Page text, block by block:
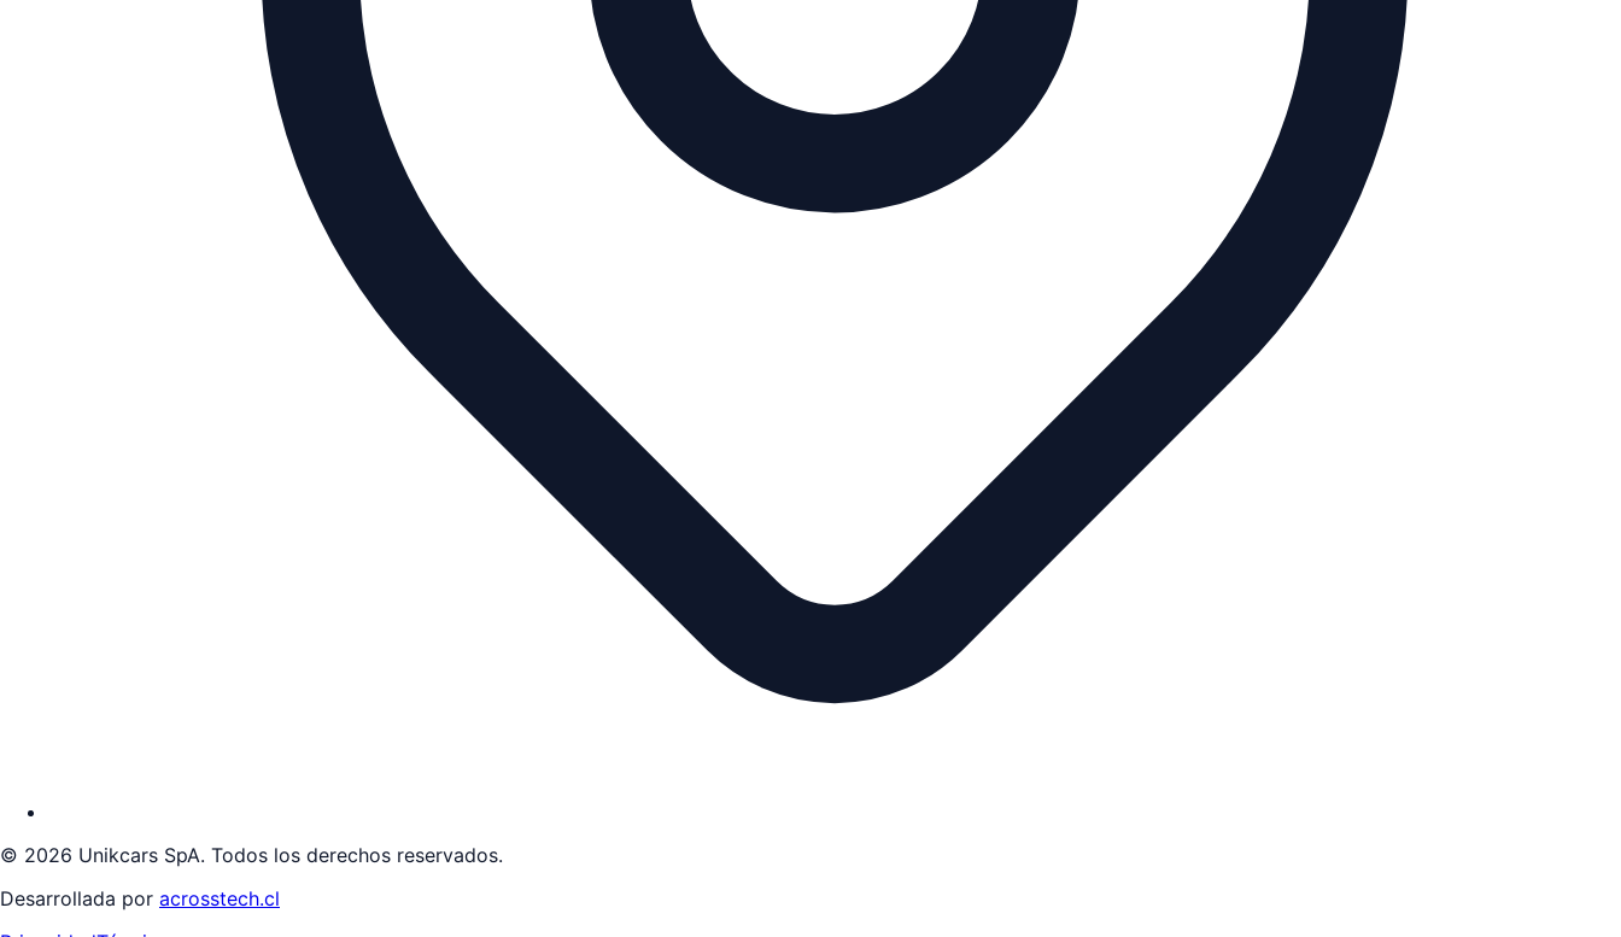
© 2026 Unikcars SpA. Todos los derechos reservados.
Desarrollada por acrosstech.cl